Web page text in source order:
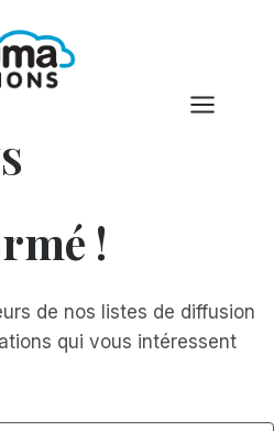
!
de nos listes de diffusion
qui vous intéressent